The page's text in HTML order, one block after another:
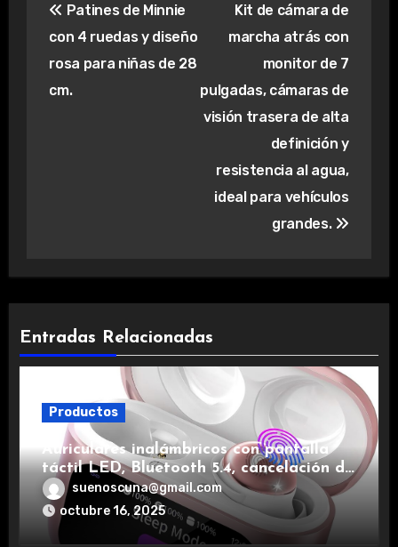
de
entradas
Patines de Minnie
con 4 ruedas y diseño
rosa para niñas de 28
cm.
Kit de cámara de
marcha atrás con
monitor de 7
pulgadas, cámaras de
visión trasera de alta
definición y
resistencia al agua,
ideal para vehículos
grandes.
Entradas Relacionadas
Productos
Auriculares inalámbricos con pantalla
táctil LED, Bluetooth 5.4, cancelación de
ruido, impermeables y de larga duración.
suenoscuna@gmail.com
octubre 16, 2025